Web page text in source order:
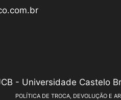
- Universidade Castelo
POLÍTICA DE TROCA, DEVOLUÇÃO E